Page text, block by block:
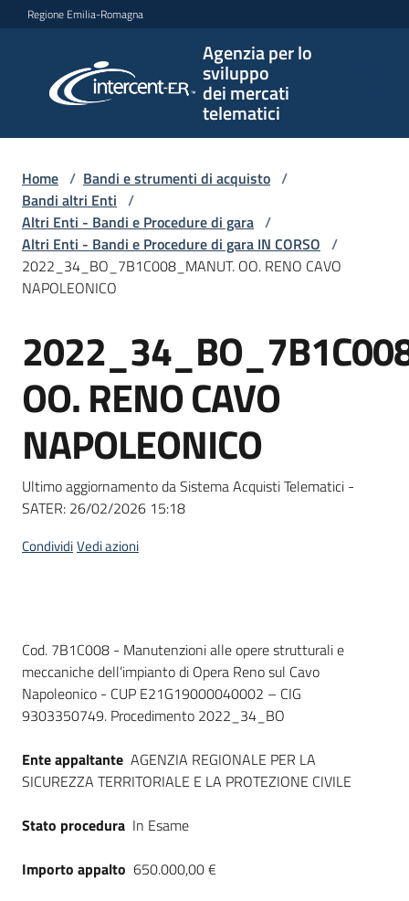
Vai al contenuto
Vai alla navigazione
Vai al footer
Regione Emilia-Romagna
Agenzia per lo
sviluppo
dei mercati
telematici
per lo
sviluppo
telematici
L'Agenzia
Bandi
e
di
Supporto
English
site
Seguici
Home / Bandi e strumenti di acquisto /
Bandi altri Enti /
Altri Enti - Bandi e Procedure di gara /
Altri Enti - Bandi e Procedure di gara IN CORSO /
2022_34_BO_7B1C008_MANUT. OO. RENO CAVO
NAPOLEONICO
Salta al contenuto
OO. RENO CAVO
NAPOLEONICO
Ultimo aggiornamento da Sistema Acquisti Telematici -
SATER: 26/02/2026 15:18
CondividiVedi azioni
Dati del bando
Cod. 7B1C008 - Manutenzioni alle opere strutturali e
meccaniche dell’impianto di Opera Reno sul Cavo
Napoleonico - CUP E21G19000040002 – CIG
9303350749. Procedimento 2022_34_BO
Ente appaltante AGENZIA REGIONALE PER LA
SICUREZZA TERRITORIALE E LA PROTEZIONE CIVILE
Stato procedura In Esame
Importo appalto 650.000,00 €